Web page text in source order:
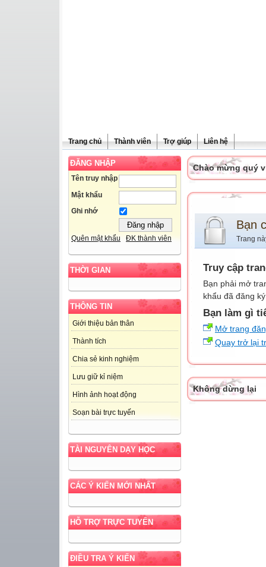
Trang chủ Thành viên Trợ giúp Liên hệ
ĐĂNG NHẬP
Tên truy nhập
Mật khẩu
Ghi nhớ
Quên mật khẩu ĐK thành viên
THỜI GIAN
THÔNG TIN
Giới thiệu bản thân
Thành tích
Chia sẻ kinh nghiệm
Lưu giữ kỉ niệm
Hình ảnh hoạt động
Soạn bài trực tuyến
TÀI NGUYÊN DẠY HỌC
CÁC Ý KIẾN MỚI NHẤT
HỖ TRỢ TRỰC TUYẾN
ĐIỀU TRA Ý KIẾN
Chào mừng quý
Bạn
Trang
Truy cập
Bạn phải mở
khẩu đã đăng
Bạn làm gì
Mở trang
Quay trở lại
Không dừng lại